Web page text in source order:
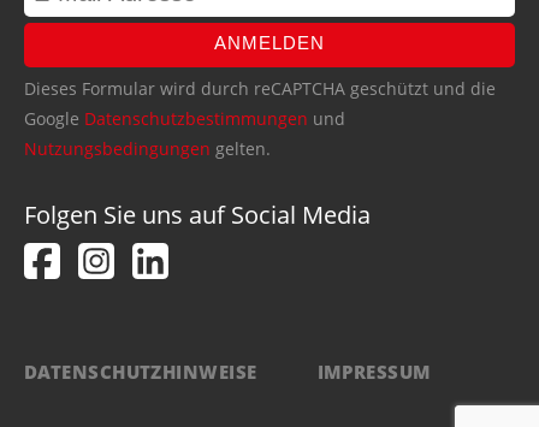
ANMELDEN
Dieses Formular wird durch reCAPTCHA geschützt und die
Google Datenschutzbestimmungen und
Nutzungsbedingungen gelten.
Folgen Sie uns auf Social Media
DATENSCHUTZHINWEISE IMPRESSUM